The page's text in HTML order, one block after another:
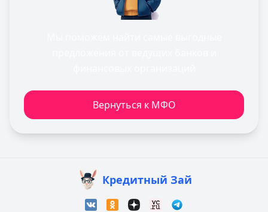
Вернуться к МФО
Кредитный Зай